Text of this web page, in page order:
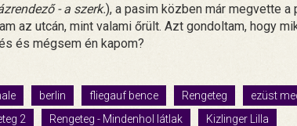
- a szerk.), a pasim közben már megvette a
az utcán, mint valami őrült. Azt gondoltam, hogy
és mégsem én kapom?
berlin fliegauf bence Rengeteg ezüst
2
Rengeteg - Mindenhol látlak Kizlinger Lilla